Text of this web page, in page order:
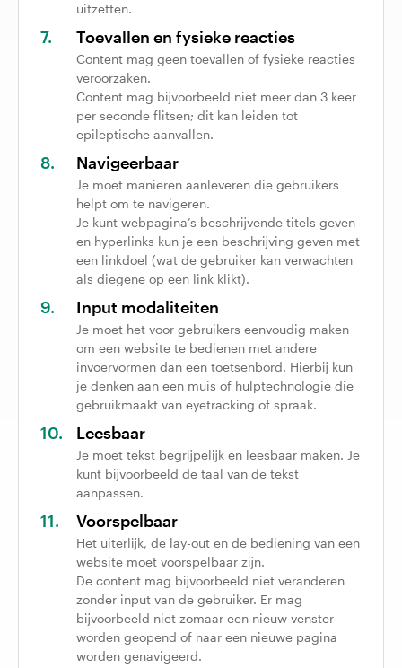
uitzetten.
Toevallen en fysieke reacties
Content mag geen toevallen of fysieke reacties
veroorzaken.
Content mag bijvoorbeeld niet meer dan 3 keer
per seconde flitsen; dit kan leiden tot
epileptische aanvallen.
Navigeerbaar
Je moet manieren aanleveren die gebruikers
helpt om te navigeren.
Je kunt webpagina’s beschrijvende titels geven
en hyperlinks kun je een beschrijving geven met
een linkdoel (wat de gebruiker kan verwachten
als diegene op een link klikt).
Input modaliteiten
Je moet het voor gebruikers eenvoudig maken
om een website te bedienen met andere
invoervormen dan een toetsenbord. Hierbij kun
je denken aan een muis of hulptechnologie die
gebruikmaakt van eyetracking of spraak.
Leesbaar
Je moet tekst begrijpelijk en leesbaar maken. Je
kunt bijvoorbeeld de taal van de tekst
aanpassen.
Voorspelbaar
Het uiterlijk, de lay-out en de bediening van een
website moet voorspelbaar zijn.
De content mag bijvoorbeeld niet veranderen
zonder input van de gebruiker. Er mag
bijvoorbeeld niet zomaar een nieuw venster
worden geopend of naar een nieuwe pagina
worden genavigeerd.